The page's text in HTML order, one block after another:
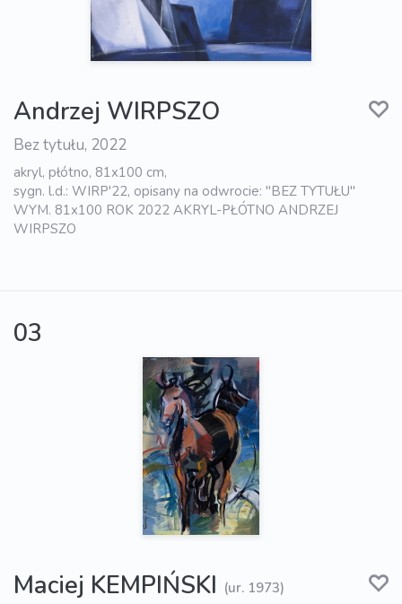
Andrzej WIRPSZO
Bez tytułu, 2022
akryl, płótno, 81x100 cm,
sygn. l.d.: WIRP'22, opisany na odwrocie: "BEZ TYTUŁU"
WYM. 81x100 ROK 2022 AKRYL-PŁÓTNO ANDRZEJ
WIRPSZO
03
Maciej KEMPIŃSKI (ur. 1973)